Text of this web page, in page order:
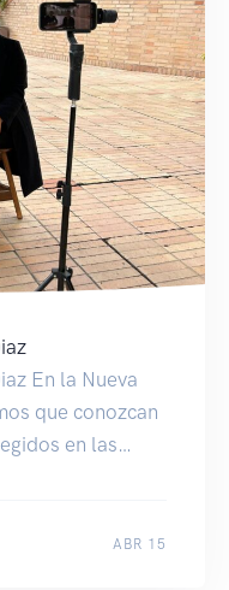
En la Nueva
que conozcan
en las
ABR 15